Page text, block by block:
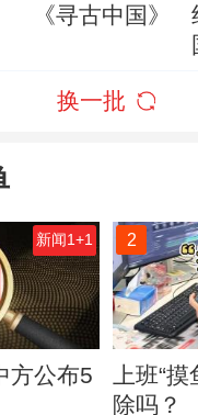
《寻古中国》
换一批
新闻1+1
方公布5
2
上班“
除吗？